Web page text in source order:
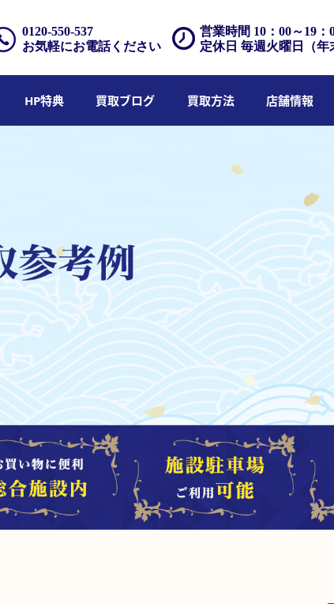
営業時間 10：00～19：
定休日 毎週火曜日（年
0120-550-537
お気軽にお電話ください
HP特典 買取ブログ 買取方法 店舗情報